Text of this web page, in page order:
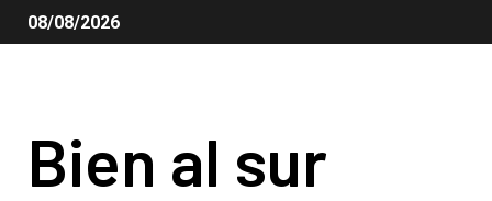
08/08/2026
Bien al sur